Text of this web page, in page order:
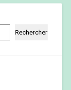
Rechercher